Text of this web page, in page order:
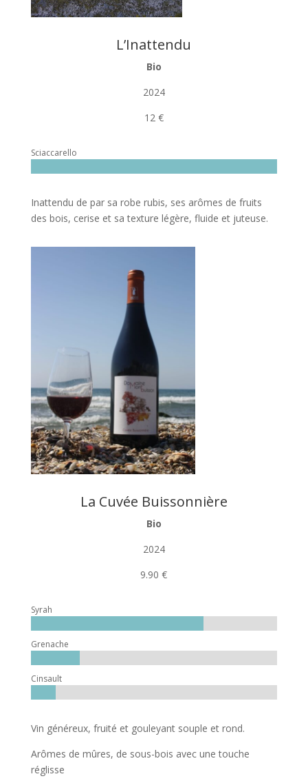
L’Inattendu
Bio
2024
12 €
Sciaccarello
Inattendu de par sa robe rubis, ses arômes de fruits
des bois, cerise et sa texture légère, fluide et juteuse.
La Cuvée Buissonnière
Bio
2024
9.90 €
Syrah
Grenache
Cinsault
Vin généreux, fruité et gouleyant souple et rond.
Arômes de mûres, de sous-bois avec une touche
réglisse